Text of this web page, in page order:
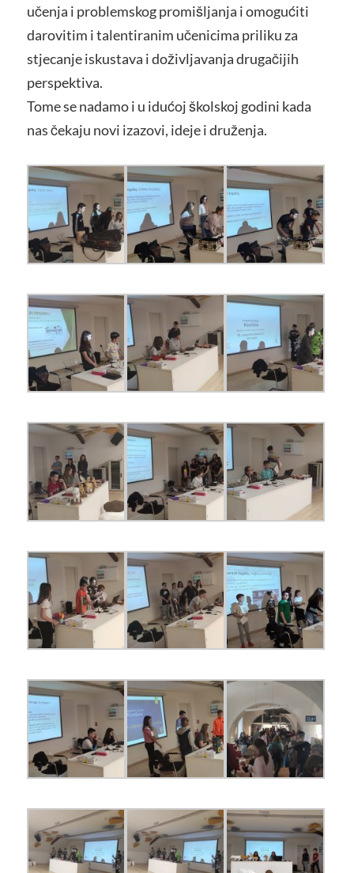
učenja i problemskog promišljanja i omogućiti
darovitim i talentiranim učenicima priliku za
stjecanje iskustava i doživljavanja drugačijih
perspektiva.
Tome se nadamo i u idućoj školskoj godini kada
nas čekaju novi izazovi, ideje i druženja.